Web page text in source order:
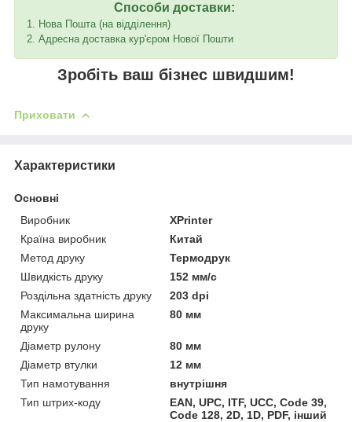
Способи доставки:
1. Нова Пошта (на відділення)
2. Адресна доставка кур'єром Нової Пошти
Зробіть ваш бізнес швидшим!
Приховати
Характеристики
Основні
Виробник
XPrinter
Країна виробник
Китай
Метод друку
Термодрук
Швидкість друку
152 мм/с
Роздільна здатність друку
203 dpi
Максимальна ширина
друку
80 мм
Діаметр рулону
80 мм
Діаметр втулки
12 мм
Тип намотування
внутрішня
Тип штрих-коду
EAN, UPC, ITF, UCC, Code 39,
Code 128, 2D, 1D, PDF, інший